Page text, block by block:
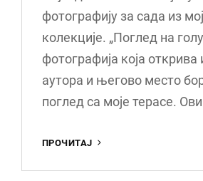
фотографију за сада из
колекције. „Поглед на
фотографија која открива
аутора и његово место
поглед са моје терасе.
ПРОЧИТАЈ
ГОЛУБАРНИК